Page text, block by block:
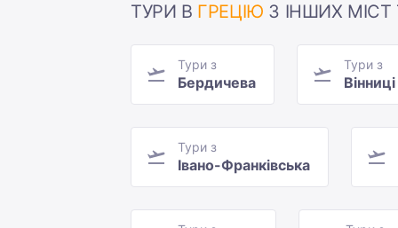
ТУРИ В ГРЕЦІЮ З ІНШИХ МІСТ
Тури з
Бердичева
Тури з
Вінниці
Тури з
Івано-Франківська